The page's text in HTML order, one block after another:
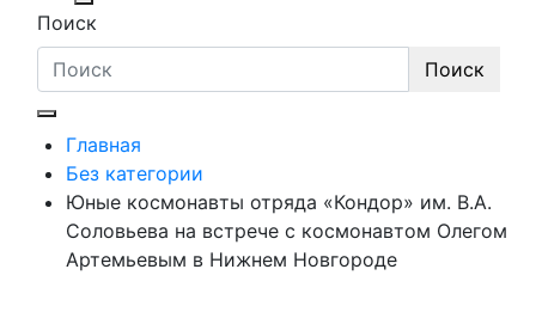
Поиск
Поиск
Главная
Без категории
Юные космонавты отряда «Кондор» им. В.А.
Соловьева на встрече с космонавтом Олегом
Артемьевым в Нижнем Новгороде